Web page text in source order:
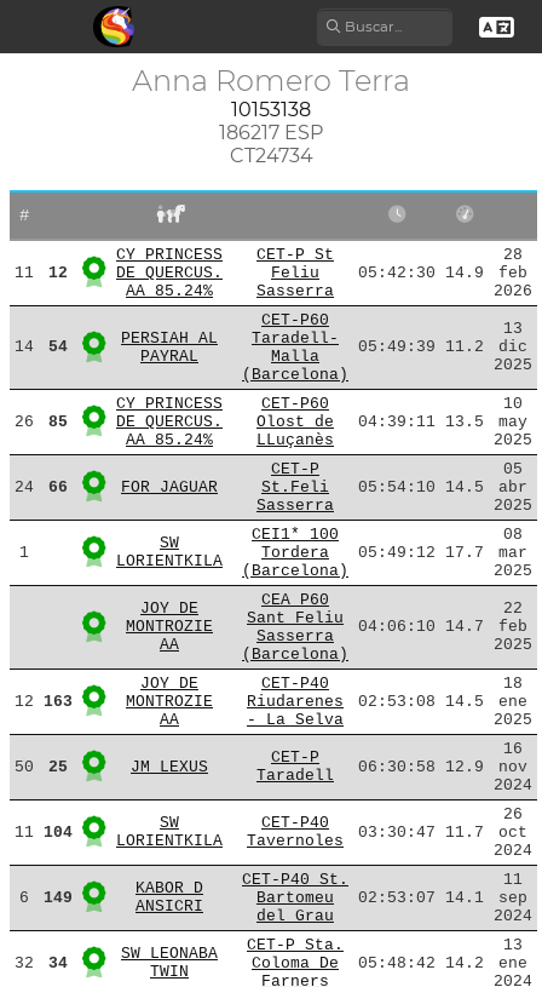
Anna Romero Terra
10153138
186217 ESP
CT24734
#
11 12
CY PRINCESS
DE QUERCUS.
AA 85.24%
CET-P St
Feliu
Sasserra
05:42:30 14.9
28
feb
2026
14 54
PERSIAH AL
PAYRAL
CET-P60
Taradell-
Malla
(Barcelona)
05:49:39 11.2
13
dic
2025
26 85
CY PRINCESS
DE QUERCUS.
AA 85.24%
CET-P60
Olost de
LLuçanès
04:39:11 13.5
10
may
2025
24 66 FOR JAGUAR
CET-P
St.Feli
Sasserra
05:54:10 14.5
05
abr
2025
1
SW
LORIENTKILA
CEI1* 100
Tordera
(Barcelona)
05:49:12 17.7
08
mar
2025
JOY DE
MONTROZIE
AA
CEA P60
Sant Feliu
Sasserra
(Barcelona)
04:06:10 14.7
22
feb
2025
12 163
JOY DE
MONTROZIE
AA
CET-P40
Riudarenes
- La Selva
02:53:08 14.5
18
ene
2025
50 25 JM LEXUS
CET-P
Taradell
06:30:58 12.9
16
nov
2024
11 104
SW
LORIENTKILA
CET-P40
Tavernoles
03:30:47 11.7
26
oct
2024
6 149
KABOR D
ANSICRI
CET-P40 St.
Bartomeu
del Grau
02:53:07 14.1
11
sep
2024
32 34
SW LEONABA
TWIN
CET-P Sta.
Coloma De
Farners
05:48:42 14.2
13
ene
2024